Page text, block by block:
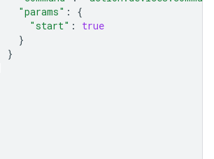
"params" :
{
"start" :
true
}
}